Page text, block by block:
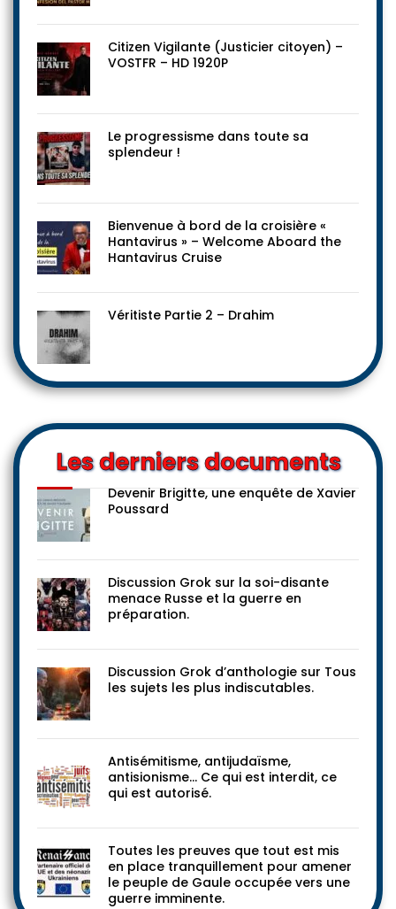
Citizen Vigilante (Justicier citoyen) –
VOSTFR – HD 1920P
Le progressisme dans toute sa
splendeur !
Bienvenue à bord de la croisière «
Hantavirus » – Welcome Aboard the
Hantavirus Cruise
Véritiste Partie 2 – Drahim
Les derniers documents
Devenir Brigitte, une enquête de Xavier
Poussard
Discussion Grok sur la soi-disante
menace Russe et la guerre en
préparation.
Discussion Grok d’anthologie sur Tous
les sujets les plus indiscutables.
Antisémitisme, antijudaïsme,
antisionisme… Ce qui est interdit, ce
qui est autorisé.
Toutes les preuves que tout est mis
en place tranquillement pour amener
le peuple de Gaule occupée vers une
guerre imminente.